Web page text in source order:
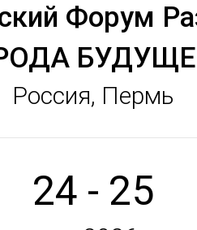
Форум
Россия, Пермь
24 - 25